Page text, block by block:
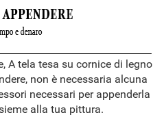
A tela tesa su cornice di legno
non è necessaria alcuna
necessari per appenderla
alla tua pittura.